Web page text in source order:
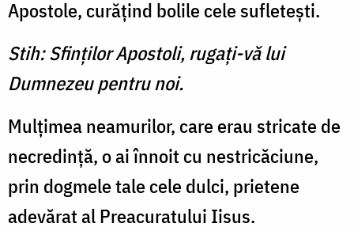
Apostole, curăţind bolile cele sufleteşti.
Stih: Sfinţilor Apostoli, rugaţi-vă lui
Dumnezeu pentru noi.
Mulţimea neamurilor, care erau stricate de
necredinţă, o ai înnoit cu nestricăciune,
prin dogmele tale cele dulci, prietene
adevărat al Preacuratului Iisus.